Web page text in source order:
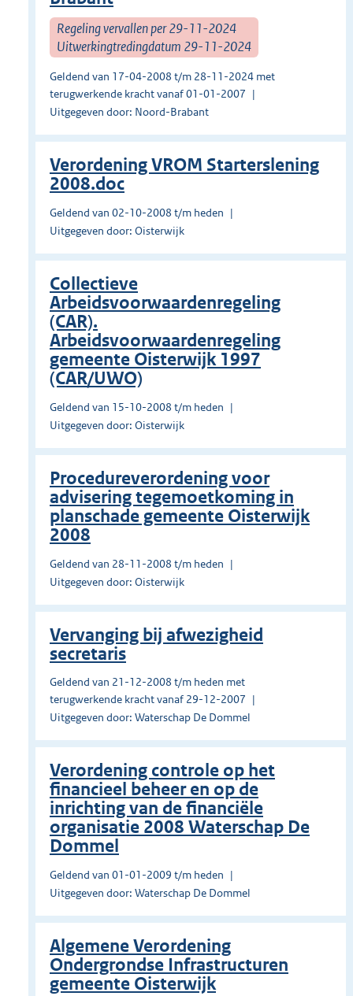
Regeling vervallen per 29-11-2024
Uitwerkingtredingdatum 29-11-2024
Geldend van 17-04-2008 t/m 28-11-2024 met
terugwerkende kracht vanaf 01-01-2007
Uitgegeven door: Noord-Brabant
Verordening VROM Starterslening
2008.doc
Geldend van 02-10-2008 t/m heden
Uitgegeven door: Oisterwijk
Collectieve
Arbeidsvoorwaardenregeling
(CAR).
Arbeidsvoorwaardenregeling
gemeente Oisterwijk 1997
(CAR/UWO)
Geldend van 15-10-2008 t/m heden
Uitgegeven door: Oisterwijk
Procedureverordening voor
advisering tegemoetkoming in
planschade gemeente Oisterwijk
2008
Geldend van 28-11-2008 t/m heden
Uitgegeven door: Oisterwijk
Vervanging bij afwezigheid
secretaris
Geldend van 21-12-2008 t/m heden met
terugwerkende kracht vanaf 29-12-2007
Uitgegeven door: Waterschap De Dommel
Verordening controle op het
financieel beheer en op de
inrichting van de financiële
organisatie 2008 Waterschap De
Dommel
Geldend van 01-01-2009 t/m heden
Uitgegeven door: Waterschap De Dommel
Algemene Verordening
Ondergrondse Infrastructuren
gemeente Oisterwijk